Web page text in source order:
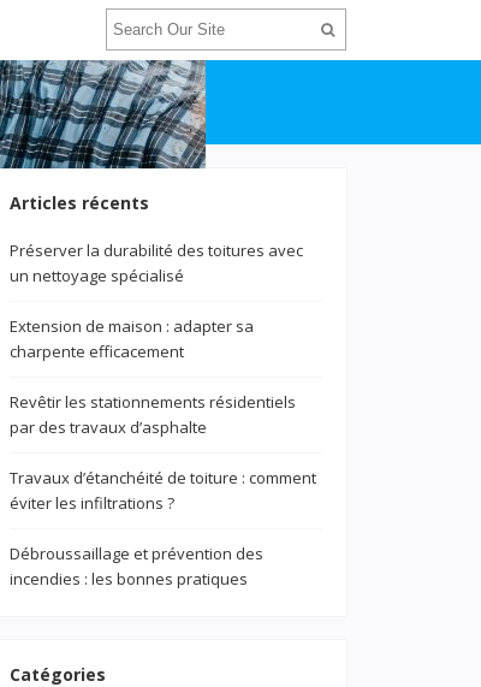
Articles récents
Préserver la durabilité des toitures avec
un nettoyage spécialisé
Extension de maison : adapter sa
charpente efficacement
Revêtir les stationnements résidentiels
par des travaux d’asphalte
Travaux d’étanchéité de toiture : comment
éviter les infiltrations ?
Débroussaillage et prévention des
incendies : les bonnes pratiques
Catégories